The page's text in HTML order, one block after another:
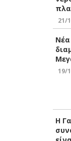
21/
Νέα
19/
Η